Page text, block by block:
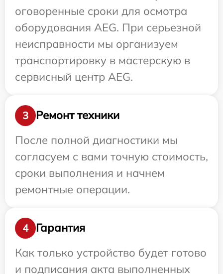
оговоренные сроки для осмотра
оборудования AEG. При серьезной
неисправности мы организуем
транспортировку в мастерскую в
сервисный центр AEG.
3
Ремонт техники
После полной диагностики мы
согласуем с вами точную стоимость,
сроки выполнения и начнем
ремонтные операции.
4
Гарантия
Как только устройство будет готово
и подписания акта выполненных